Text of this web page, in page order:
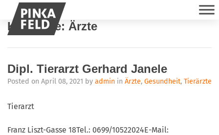
Kategorie: Ärzte
Dipl. Tierarzt Gerhard Janele
Posted on April 08, 2021 by admin in Ärzte, Gesundheit, Tierärzte
Tierarzt
Franz Liszt-Gasse 18Tel.: 0699/10522024E-Mail: